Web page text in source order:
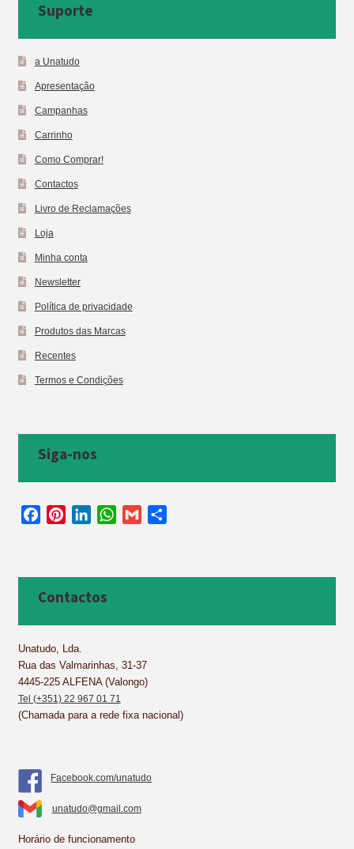
Suporte
a Unatudo
Apresentação
Campanhas
Carrinho
Como Comprar!
Contactos
Livro de Reclamações
Loja
Minha conta
Newsletter
Política de privacidade
Produtos das Marcas
Recentes
Termos e Condições
Siga-nos
b
o
k
e
e
s
t
I
W
p
Contactos
Unatudo, Lda.
Rua das Valmarinhas, 31-37
4445-225 ALFENA (Valongo)
Tel (+351) 22 967 01 71
(Chamada para a rede fixa nacional)
Facebook.com/unatudo
unatudo@gmail.com
Horário de funcionamento